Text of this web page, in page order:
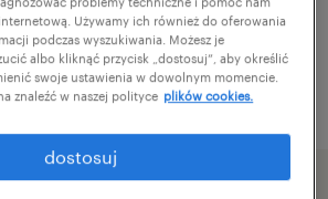
stanowiska albo słowa
czy zostały zapisane
Używamy ich również do oferowania
podczas wyszukiwania. Możesz je
albo kliknąć przycisk „dostosuj”, aby określić
swoje ustawienia w dowolnym momencie.
znaleźć w naszej polityce plików cookies.
dostosuj